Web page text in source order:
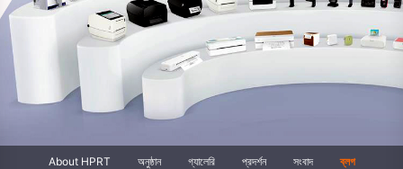
About HPRT অনুষ্ঠান গ্যালেরি প্রদর্শন সংবাদ ব্লগ